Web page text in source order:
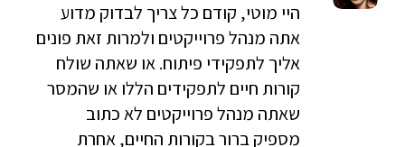
היי מוטי, קודם כל צריך לבדוק מדוע
אתה מנהל פרוייקטים ולמרות זאת פונים
אליך לתפקידי פיתוח. או שאתה שולח
קורות חיים לתפקידים הללו או שהמסר
שאתה מנהל פרוייקטים לא כתוב
מספיק ברור בקורות החיים, אחרת